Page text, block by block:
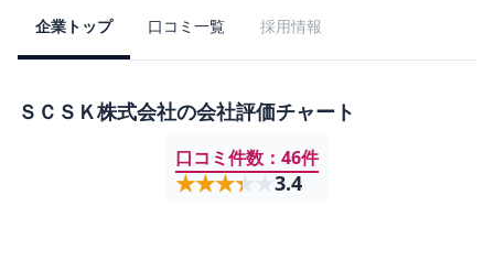
企業トップ 口コミ一覧 採用情報
ＳＣＳＫ株式会社の会社評価チャート
口コミ件数： 46件
★★★★★
★★★★★ 3.4